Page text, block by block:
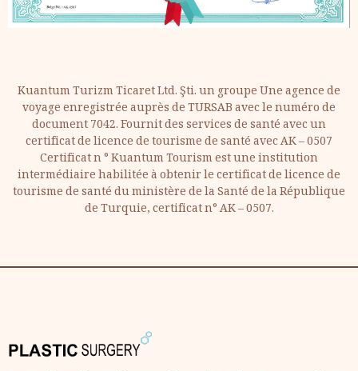
Kuantum Turizm Ticaret Ltd. Şti. un groupe Une agence de
voyage enregistrée auprès de TURSAB avec le numéro de
document 7042. Fournit des services de santé avec un
certificat de licence de tourisme de santé avec AK – 0507
Certificat n ° Kuantum Tourism est une institution
intermédiaire habilitée à obtenir le certificat de licence de
tourisme de santé du ministère de la Santé de la République
de Turquie, certificat n° AK – 0507.